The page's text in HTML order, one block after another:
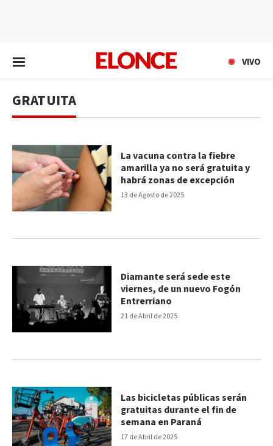
VIVO
GRATUITA
13 de Agosto de 2025
La vacuna contra la fiebre
amarilla ya no será gratuita y
habrá zonas de excepción
21 de Abril de 2025
Diamante será sede este
viernes, de un nuevo Fogón
Entrerriano
17 de Abril de 2025
Las bicicletas públicas serán
gratuitas durante el fin de
semana en Paraná